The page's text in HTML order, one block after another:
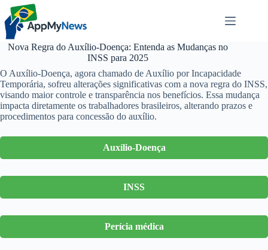
Pular
para
conteúdo
Nova Regra do Auxílio-Doença: Entenda as Mudanças no
INSS para 2025
O Auxílio-Doença, agora chamado de Auxílio por Incapacidade
Temporária, sofreu alterações significativas com a nova regra do INSS,
visando maior controle e transparência nos benefícios. Essa mudança
impacta diretamente os trabalhadores brasileiros, alterando prazos e
procedimentos para concessão do auxílio.
Auxílio-Doença
INSS
Perícia médica